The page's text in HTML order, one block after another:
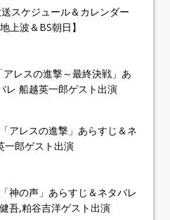
送スケジュール＆カレンダー
上波＆BS朝日】
レスの進撃～最終決戦」あ
レ 船越英一郎ゲスト出演
アレスの進撃」あらすじ＆ネ
一郎ゲスト出演
神の声」あらすじ＆ネタバレ
吾,粕谷吉洋ゲスト出演